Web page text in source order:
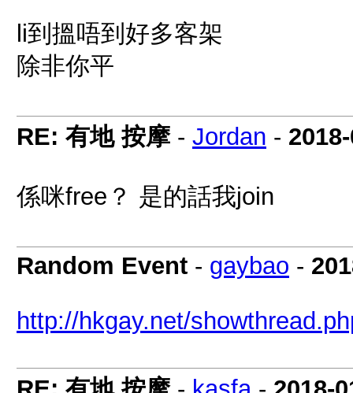
li到搵唔到好多客架
除非你平
RE: 有地 按摩- Jordan -
係咪free？ 是的話我join
Random Event - gaybao -
http://hkgay.net/